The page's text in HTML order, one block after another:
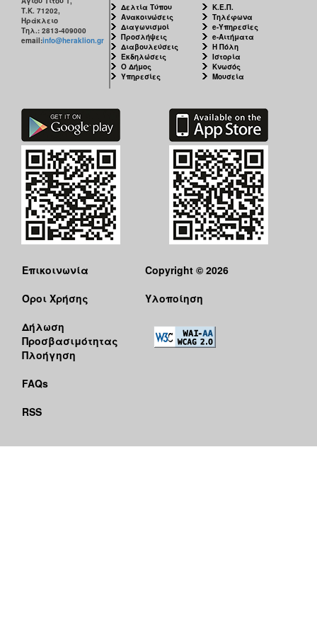
Τ.Κ. 71202,
Ηράκλειο
Τηλ.: 2813-409000
email:info@heraklion.gr
Δελτία Τύπου
Ανακοινώσεις
Διαγωνισμοί
Προσλήψεις
Διαβουλεύσεις
Εκδηλώσεις
Ο Δήμος
Υπηρεσίες
Κ.Ε.Π.
Τηλέφωνα
e-Υπηρεσίες
e-Αιτήματα
Η Πόλη
Ιστορία
Κνωσός
Μουσεία
Επικοινωνία
Όροι Χρήσης
Δήλωση
Προσβασιμότητας
Πλοήγηση
FAQs
RSS
Copyright © 2026
Υλοποίηση